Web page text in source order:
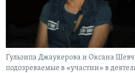
Гульзипа Джаукерова и Оксана
подозреваемые в «участии» в